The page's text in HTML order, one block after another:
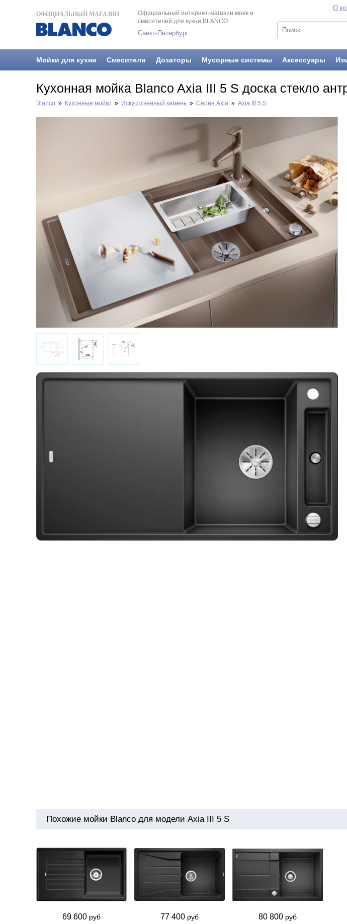
ОФИЦИАЛЬНЫЙ МАГАЗИН
Официальный интернет-магазин моек и
смесителей для кухни BLANCO
Санкт-Петербург
Мойки для кухни Смесители Дозаторы Мусорные системы Аксессуары
О
Кухонная мойка Blanco Axia III 5 S доска стекло
Blanco » Кухонные мойки » Искусственный камень » Серия Axia » Axia III 5 S
Похожие мойки Blanco для модели Axia III 5 S
69 600 руб 77 400 руб 80 800 руб